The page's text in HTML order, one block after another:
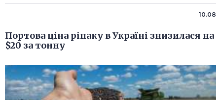
10.08
Портова ціна ріпаку в Україні знизилася на
$20 за тонну